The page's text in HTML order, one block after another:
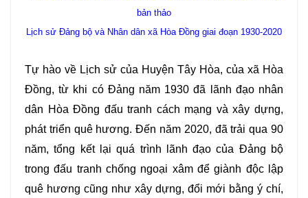
bản thảo
Lịch sử Đảng bộ và Nhân dân xã Hòa Đồng giai đoạn 1930-2020
Tự hào về Lịch sử của Huyện Tây Hòa, của xã Hòa
Đồng, từ khi có Đảng năm 1930 đã lãnh đạo nhân
dân Hòa Đồng đấu tranh cách mạng và xây dựng,
phát triển quê hương. Đến năm 2020, đã trải qua 90
năm, tổng kết lại quá trình lãnh đạo của Đảng bộ
trong đấu tranh chống ngoại xâm để giành độc lập
quê hương cũng như xây dựng, đổi mới bằng ý chí,